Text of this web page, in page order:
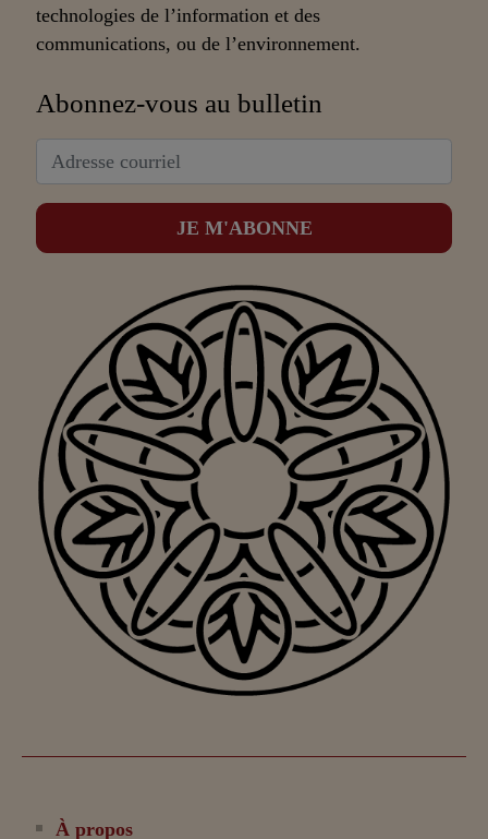
technologies de l’information et des
communications, ou de l’environnement.
Abonnez-vous au bulletin
À propos